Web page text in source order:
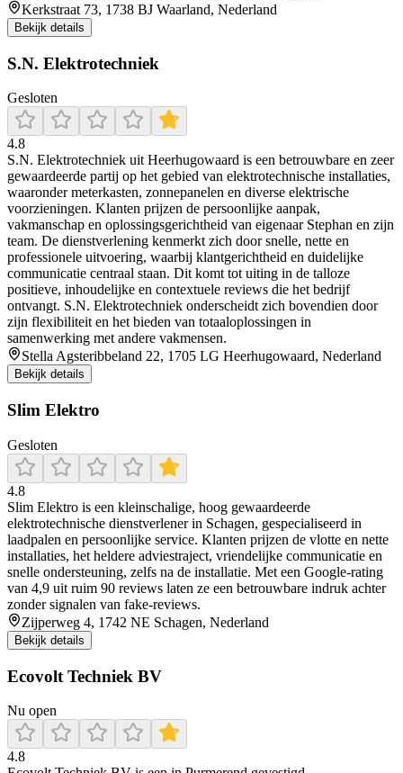
Kerkstraat 73, 1738 BJ Waarland, Nederland
Bekijk details
S.N. Elektrotechniek
Gesloten
4.8
S.N. Elektrotechniek uit Heerhugowaard is een betrouwbare en zeer
gewaardeerde partij op het gebied van elektrotechnische installaties,
waaronder meterkasten, zonnepanelen en diverse elektrische
voorzieningen. Klanten prijzen de persoonlijke aanpak,
vakmanschap en oplossingsgerichtheid van eigenaar Stephan en zijn
team. De dienstverlening kenmerkt zich door snelle, nette en
professionele uitvoering, waarbij klantgerichtheid en duidelijke
communicatie centraal staan. Dit komt tot uiting in de talloze
positieve, inhoudelijke en contextuele reviews die het bedrijf
ontvangt. S.N. Elektrotechniek onderscheidt zich bovendien door
zijn flexibiliteit en het bieden van totaaloplossingen in
samenwerking met andere vakmensen.
Stella Agsteribbeland 22, 1705 LG Heerhugowaard, Nederland
Bekijk details
Slim Elektro
Gesloten
4.8
Slim Elektro is een kleinschalige, hoog gewaardeerde
elektrotechnische dienstverlener in Schagen, gespecialiseerd in
laadpalen en persoonlijke service. Klanten prijzen de vlotte en nette
installaties, het heldere adviestraject, vriendelijke communicatie en
snelle ondersteuning, zelfs na de installatie. Met een Google‑rating
van 4,9 uit ruim 90 reviews laten ze een betrouwbare indruk achter
zonder signalen van fake‑reviews.
Zijperweg 4, 1742 NE Schagen, Nederland
Bekijk details
Ecovolt Techniek BV
Nu open
4.8